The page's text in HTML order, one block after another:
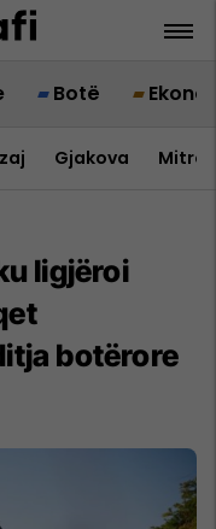
Botë
Gjakova
ligjëroi
botërore